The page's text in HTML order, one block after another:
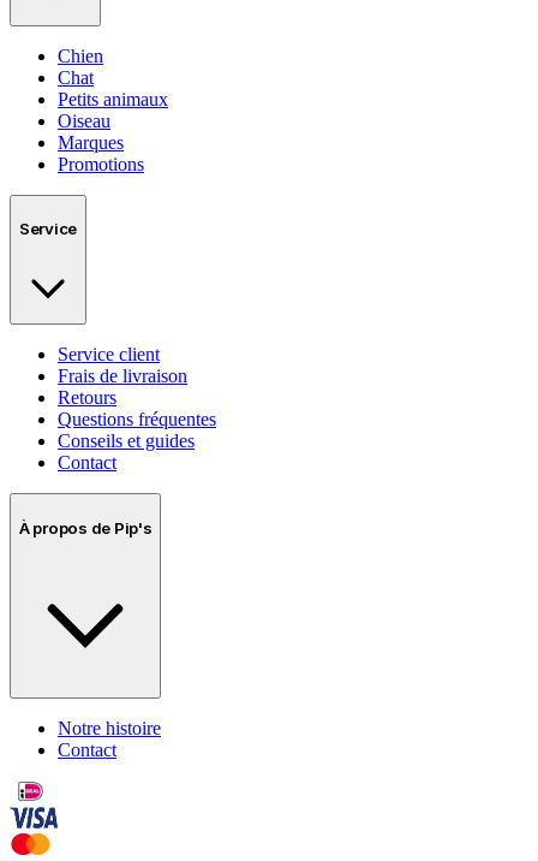
Chien
Chat
Petits animaux
Oiseau
Marques
Promotions
Service
Service client
Frais de livraison
Retours
Questions fréquentes
Conseils et guides
Contact
À propos de Pip's
Notre histoire
Contact